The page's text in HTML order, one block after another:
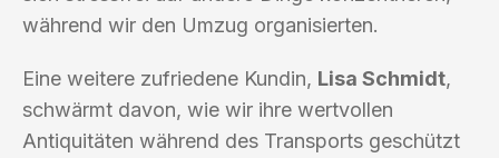
während wir den Umzug organisierten.
Eine weitere zufriedene Kundin, Lisa Schmidt,
schwärmt davon, wie wir ihre wertvollen
Antiquitäten während des Transports geschützt